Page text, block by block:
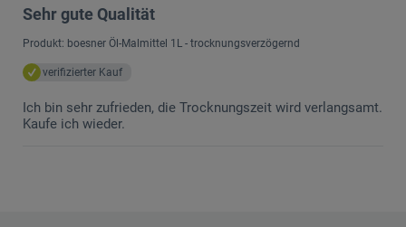
Sehr gute Qualität
Produkt: boesner Öl-Malmittel 1L - trocknungsverzögernd
verifizierter Kauf
Ich bin sehr zufrieden, die Trocknungszeit wird verlangsamt.
Kaufe ich wieder.